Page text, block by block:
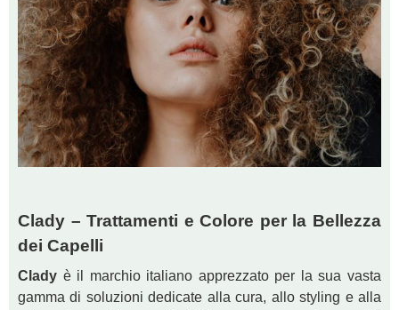
Clady – Trattamenti e Colore per la Bellezza
dei Capelli
Clady è il marchio italiano apprezzato per la sua vasta
gamma di soluzioni dedicate alla cura, allo styling e alla